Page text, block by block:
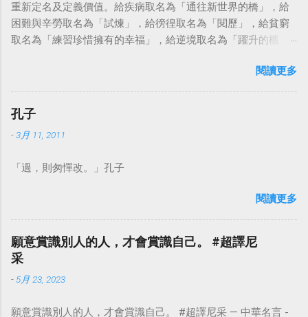
重新定名及定義價值。給疾病取名為「通往新世界的橋」，給
困難與辛勞取名為「試煉」，給徬徨取名為「閱歷」，給貧窮
取名為「練習珍惜擁有的幸福」，給逆境取名為「躍升的機
點看事情，就不會覺得活著是一件沉重的事。#超譯尼采 — 中
華名言 - Chinese Quotes (@chinese_quotes) May 23, 2023
閱讀更多
孔子
-3月 11, 2011
「過，則匆憚改。」孔子
閱讀更多
願意賞識別人的人，才會賞識自己。 #超譯尼
采
- 5月 23, 2023
願意賞識別人的人，才會賞識自己。 #超譯尼采 — 中華名言 -